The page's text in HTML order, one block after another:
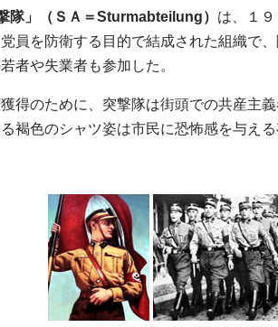
隊」（ＳＡ＝Sturmabteilung） は、１
員を防衛する目的で結成された組織で
者や失業者も参加した。
得のために、突撃隊は街頭での共産主
褐色のシャツ姿は市民に恐怖感を与え